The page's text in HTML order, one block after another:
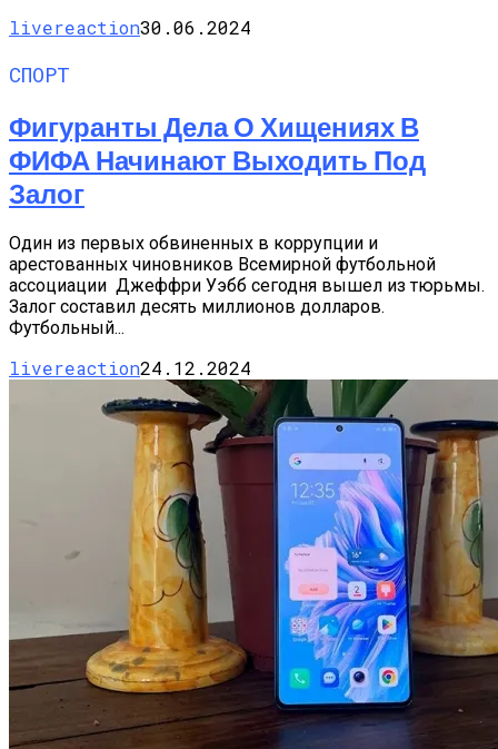
livereaction30.06.2024
СПОРТ
Фигуранты Дела О Хищениях В
ФИФА Начинают Выходить Под
Залог
Один из первых обвиненных в коррупции и
арестованных чиновников Всемирной футбольной
ассоциации Джеффри Уэбб сегодня вышел из тюрьмы.
Залог составил десять миллионов долларов.
Футбольный...
livereaction24.12.2024